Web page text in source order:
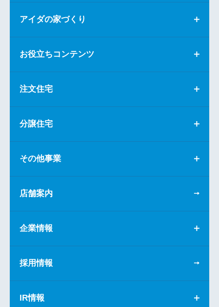
アイダの家づくり
お役立ちコンテンツ
注文住宅
分譲住宅
その他事業
店舗案内
企業情報
採用情報
IR情報